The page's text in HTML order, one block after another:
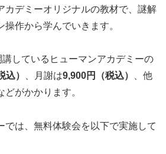
カデミーオリジナルの教材で、謎解
作から学んでいきます。
しているヒューマンアカデミーの
込） 、月謝は9,900円（税込）
、他
がかかります。
では、無料体験会を以下で実施して